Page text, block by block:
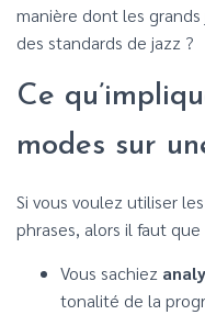
manière dont les
des standards de jazz ?
Ce
modes sur
Si vous voulez utiliser
phrases, alors il faut que
Vous sachiez
tonalité de la